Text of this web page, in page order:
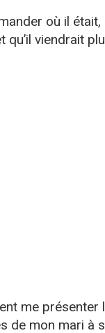
où il
qu’il viendrait
me
de mon mari à